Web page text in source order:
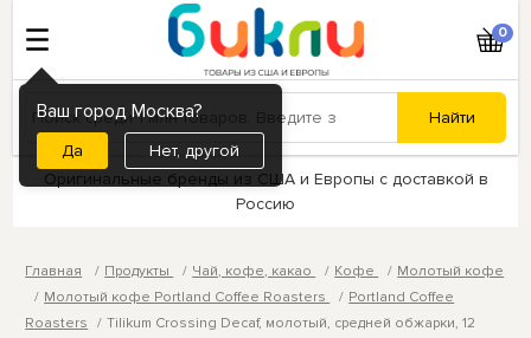
Ваш город Москва?
Нет, другой
0
Оригинальные бренды из США и Европы с доставкой в
Россию
Главная Продукты Чай, кофе, какао Кофе
Молотый кофе
Молотый кофе Portland Coffee Roasters
Portland Coffee
Roasters
Tilikum Crossing Decaf, молотый, средней обжарки, 12